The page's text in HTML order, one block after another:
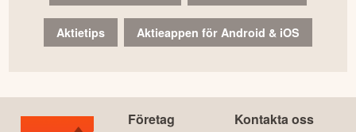
Aktietips Aktieappen för Android & iOS
Företag Kontakta oss